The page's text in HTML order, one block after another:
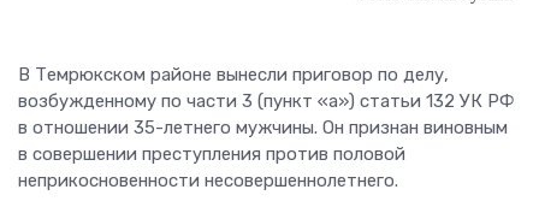
В Темрюкском районе вынесли приговор по делу,
возбужденному по части 3 (пункт «а») статьи 132 УК РФ
в отношении 35-летнего мужчины. Он признан виновным
в совершении преступления против половой
неприкосновенности несовершеннолетнего.